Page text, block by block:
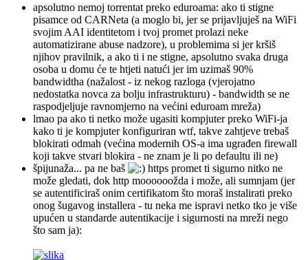
apsolutno nemoj torrentat preko eduroama: ako ti stigne
pisamce od CARNeta (a moglo bi, jer se prijavljuješ na WiFi
svojim AAI identitetom i tvoj promet prolazi neke
automatizirane abuse nadzore), u problemima si jer kršiš
njihov pravilnik, a ako ti i ne stigne, apsolutno svaka druga
osoba u domu će te htjeti natući jer im uzimaš 90%
bandwidtha (nažalost - iz nekog razloga (vjerojatno
nedostatka novca za bolju infrastrukturu) - bandwidth se ne
raspodjeljuje ravnomjerno na većini eduroam mreža)
lmao pa ako ti netko može ugasiti kompjuter preko WiFi-ja
kako ti je kompjuter konfiguriran wtf, takve zahtjeve trebaš
blokirati odmah (većina modernih OS-a ima ugrađen firewall
koji takve stvari blokira - ne znam je li po defaultu ili ne)
špijunaža... pa ne baš
https promet ti sigurno nitko ne
može gledati, dok http moooooožda i može, ali sumnjam (jer
se autentificiraš onim certifikatom što moraš instalirati preko
onog šugavog installera - tu neka me ispravi netko tko je više
upućen u standarde autentikacije i sigurnosti na mreži nego
što sam ja):